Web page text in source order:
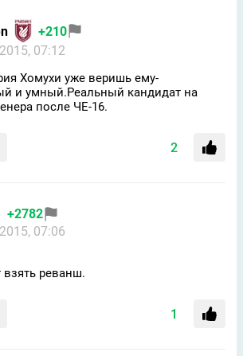
+210
07:12
Хомухи уже веришь ему-
и умный.Реальный кандидат на
после ЧЕ-16.
2
+2782
07:06
взять реванш.
1